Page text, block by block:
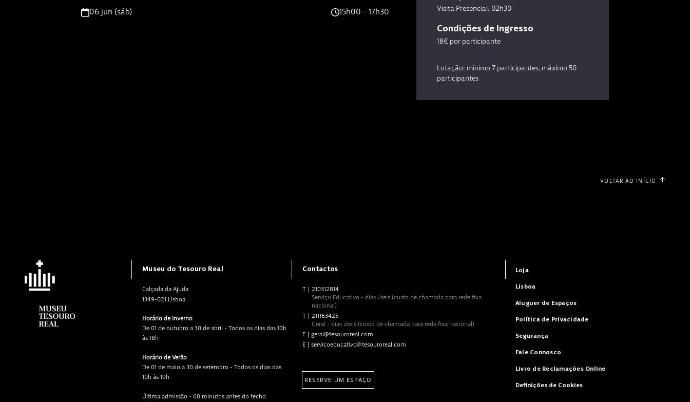
06 jun (sáb) 15h00 - 17h30
Visita Presencial: 02h30
Condições de Ingresso
18€ por participante
Lotação: mínimo 7 participantes, máximo 50
participantes
VOLTAR AO INÍCIO
Museu do Tesouro Real
Calçada da Ajuda
1349-021 Lisboa
Horário de Inverno
De 01 de outubro a 30 de abril - Todos os dias das 10h
às 18h
Horário de Verão
De 01 de maio a 30 de setembro - Todos os dias das
10h às 19h
Última admissão - 60 minutos antes do fecho
Contactos
T
210312814
Serviço Educativo - dias úteis (custo de chamada para rede fixa
nacional)
T
211163425
Geral - dias úteis (custo de chamada para rede fixa nacional)
E
geral@tesouroreal.com
E
servicoeducativo@tesouroreal.com
RESERVE UM ESPAÇO
Loja
Lisboa
Aluguer de Espaços
Política de Privacidade
Segurança
Fale Connosco
Livro de Reclamações Online
Definições de Cookies